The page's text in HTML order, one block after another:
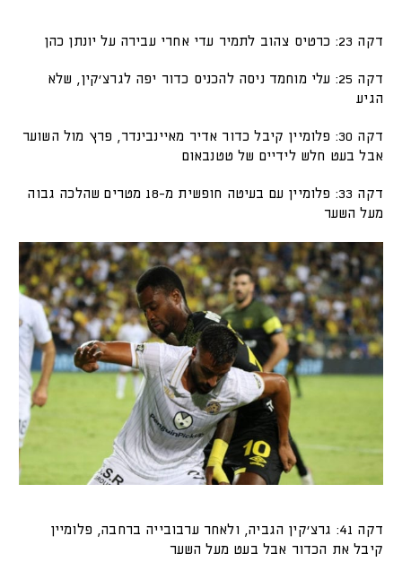
דקה 23: כרטיס צהוב לתמיר עדי אחרי עבירה על יונתן כהן
דקה 25: עלי מוחמד ניסה להכניס כדור יפה לגרצ'קין, שלא
הגיע
דקה 30: פלומיין קיבל כדור אדיר מאיינבינדר, פרץ מול השוער
אבל בעט חלש לידיים של טטנבאום
דקה 33: פלומיין עם בעיטה חופשית מ-18 מטרים שהלכה גבוה
מעל השער
דקה 41: גרצ'קין הגביה, ולאחר ערבובייה ברחבה, פלומיין
קיבל את הכדור אבל בעט מעל השער